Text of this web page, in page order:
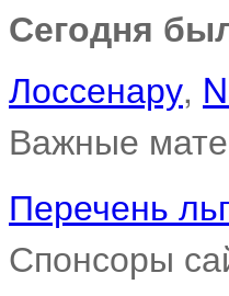
Сегодня
Лоссенару,
Важные
Перечень
Спонсоры